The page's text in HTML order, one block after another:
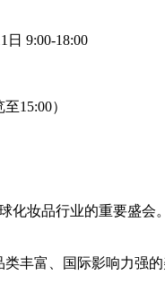
日 9:00-18:00
15:00）
化妆品行业的重要盛
类丰富、国际影响力